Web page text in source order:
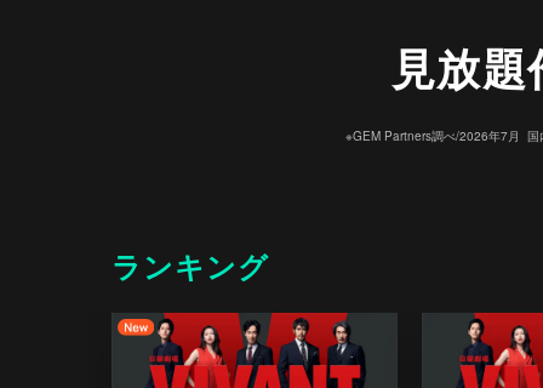
見放
※GEM Partners調べ/2026年7⽉ 国
ランキング